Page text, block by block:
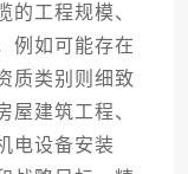
的工程规模、
例如可能存在
质类别则细致
屋建筑工程、
电设备安装